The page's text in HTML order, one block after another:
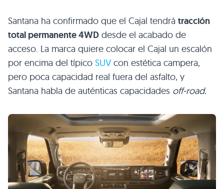
Santana ha confirmado que el Cajal tendrá tracción
total permanente 4WD desde el acabado de
acceso. La marca quiere colocar el Cajal un escalón
por encima del típico SUVcon estética campera,
pero poca capacidad real fuera del asfalto, y
Santana habla de auténticas capacidades off-road.